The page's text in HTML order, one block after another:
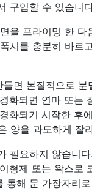
구입할 수 있습니
을 프라이밍 한 다
시를 충분히 바르
면 본질적으로 분
화되면 연마 또는
화되기 시작한 후
양을 과도하게 잘
필요하지 않습니
형제 또는 왁스로
통해 문 가장자리